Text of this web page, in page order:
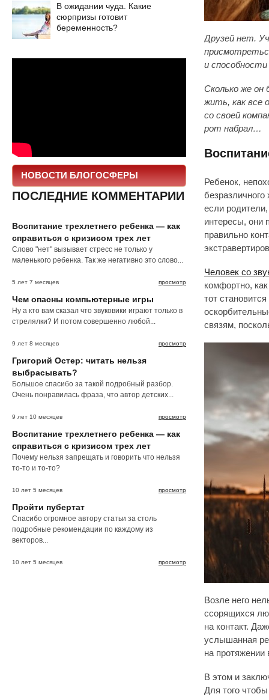
В ожидании чуда. Какие
сюрпризы готовит
беременность?
НОВОСТИ БЛОГОСФЕРЫ
ПОСЛЕДНИЕ КОММЕНТАРИИ
Воспитание трехлетнего ребенка — как
справиться с кризисом трех лет
Слово "нет" вызывает стресс не только у
маленького ребенка. Так же негативно это слово...
просмотр
5 лет 7 месяцев
Чем опасны компьютерные игры
Ну а кто вам сказал что звуковики играют только в
стрелялки? И потом совершенно любой...
просмотр
9 лет 8 месяцев
Григорий Остер: читать нельзя
выбрасывать?
Большое спасибо за такой подробный разбор.
Очень понравилась фраза, что автор детских...
просмотр
9 лет 10 месяцев
Воспитание трехлетнего ребенка — как
справиться с кризисом трех лет
Почему нельзя запрещать и говорить что нельзя
то-то и то-то?
просмотр
10 лет 5 месяцев
Пройти пубертат
Спасибо огромное автору статьи за столь
подробные рекомендации по каждому из
векторов...
просмотр
10 лет 5 месяцев
Друзей нет.
и
Сколько же он
жить, как все
со своей
рот набрал…
Ребенок,
если
интересы, они
правильно
Человек со
комфортно,
тот
связям,
Возле него
ссорящихся
на контакт.
услышанная
на протяжении
В этом и
Для того